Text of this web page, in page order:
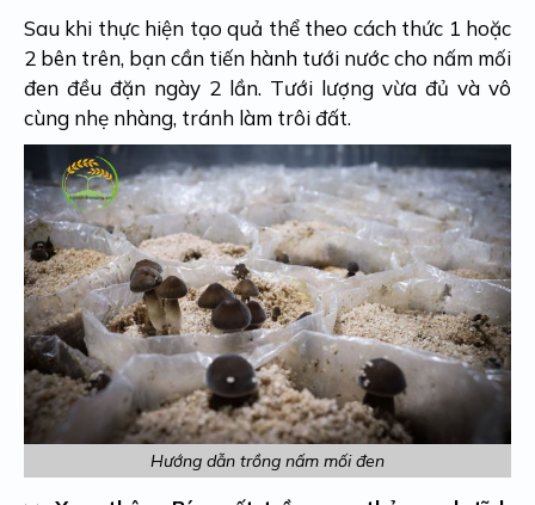
Sau khi thực hiện tạo quả thể theo cách thức 1 hoặc
2 bên trên, bạn cần tiến hành tưới nước cho nấm mối
đen đều đặn ngày 2 lần. Tưới lượng vừa đủ và vô
cùng nhẹ nhàng, tránh làm trôi đất.
Hướng dẫn trồng nấm mối đen